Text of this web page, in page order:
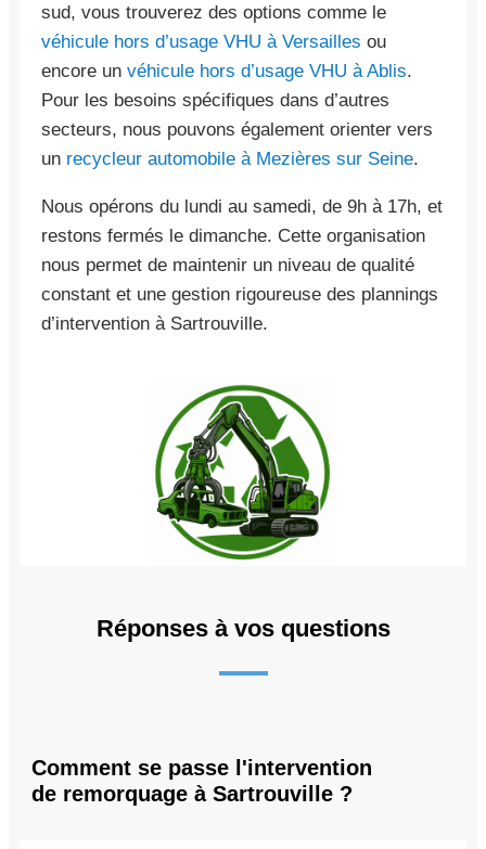
sud, vous trouverez des options comme le
véhicule hors d’usage VHU à Versailles ou
encore un véhicule hors d’usage VHU à Ablis.
Pour les besoins spécifiques dans d’autres
secteurs, nous pouvons également orienter vers
un recycleur automobile à Mezières sur Seine.
Nous opérons du lundi au samedi, de 9h à 17h, et
restons fermés le dimanche. Cette organisation
nous permet de maintenir un niveau de qualité
constant et une gestion rigoureuse des plannings
d’intervention à Sartrouville.
Réponses à vos questions
Comment se passe l'intervention
de remorquage à Sartrouville ?